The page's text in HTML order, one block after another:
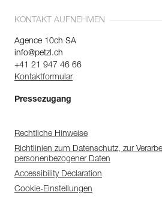
KONTAKT AUFNEHMEN
Agence 10ch SA
info@petzl.ch
+41 21 947 46 66
Kontaktformular
Pressezugang
Rechtliche Hinweise
Richtlinien zum Datenschutz, zur
personenbezogener Daten
Accessibility Declaration
Cookie-Einstellungen